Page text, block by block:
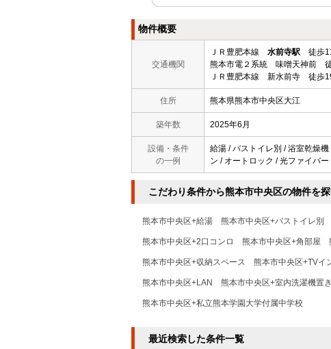
物件概要
交通機関
ＪＲ豊肥本線 水前寺駅 徒歩
熊本市電２系統 味噌天神前
ＪＲ豊肥本線 新水前寺 徒歩
住所 熊本県熊本市中央区大江
築年数 2025年6月
設備・条件
の一例
給湯 / バストイレ別 / 浴室乾燥
ン / オートロック / 光ファイバ
こだわり条件から熊本市中央区の物件を
熊本市中央区+給湯 熊本市中央区+バストイレ別
熊本市中央区+2口コンロ 熊本市中央区+角部屋
熊本市中央区+収納スペース 熊本市中央区+TVイ
熊本市中央区+LAN 熊本市中央区+室内洗濯機置
熊本市中央区+私立熊本学園大学付属中学校
最近検索した条件一覧